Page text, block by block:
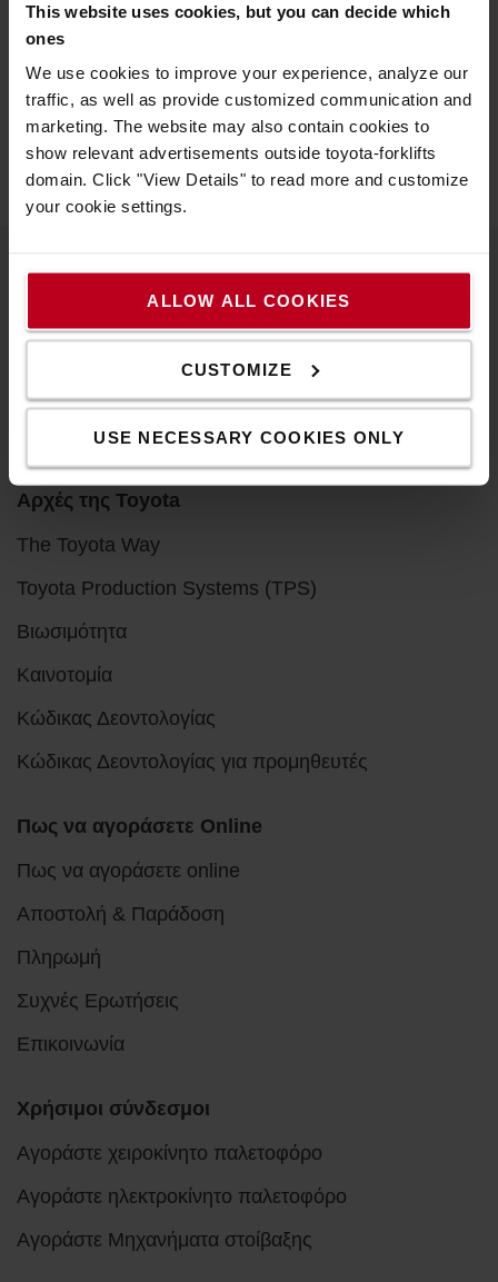
This website uses cookies, but you can decide which
ones
We use cookies to improve your experience, analyze our
traffic, as well as provide customized communication and
marketing. The website may also contain cookies to
show relevant advertisements outside toyota-forklifts
domain. Click "View Details" to read more and customize
your cookie settings.
ALLOW ALL COOKIES
CUSTOMIZE
USE NECESSARY COOKIES ONLY
μας.
ΗΛΕΚΤΡΟΚΊΝΗΤΑ
ΠΑΛΕΤΟΦΌΡΑ
ΒΙΒΛΙΟΘΉΚΗ
ΠΕΡΙΕΧΟΜΈΝΟΥ
Πληροφορίες για την Toyota
Γιατί να αγοράσετε Toyota
Πρόγραμμα έρευνας ποιότητας
Αρχές της Toyota
The Toyota Way
Toyota Production Systems (TPS)
Βιωσιμότητα
Καινοτομία
Κώδικας Δεοντολογίας
Κώδικας Δεοντολογίας για προμηθευτές
Πως να αγοράσετε Online
Πως να αγοράσετε online
Αποστολή & Παράδοση
Πληρωμή
Συχνές Ερωτήσεις
Επικοινωνία
Χρήσιμοι σύνδεσμοι
Αγοράστε χειροκίνητο παλετοφόρο
Αγοράστε ηλεκτροκίνητο παλετοφόρο
Αγοράστε Μηχανήματα στοίβαξης